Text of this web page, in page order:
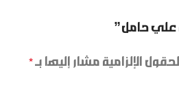
علي حامل”
الحقول الإلزامية مشار إليها بـ *